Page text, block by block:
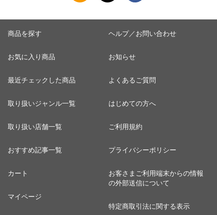
商品を探す
お気に入り商品
最近チェックした商品
取り扱いジャンル一覧
取り扱い店舗一覧
おすすめ記事一覧
カート
マイページ
ヘルプ／お問い合わせ
お知らせ
よくあるご質問
はじめての方へ
ご利用規約
プライバシーポリシー
お客さまご利用端末からの情報
の外部送信について
特定商取引法に関する表示